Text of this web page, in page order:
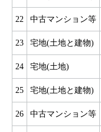
22 中古マンション等
23 宅地(土地と建物)
24 宅地(土地)
25 宅地(土地と建物)
26 中古マンション等